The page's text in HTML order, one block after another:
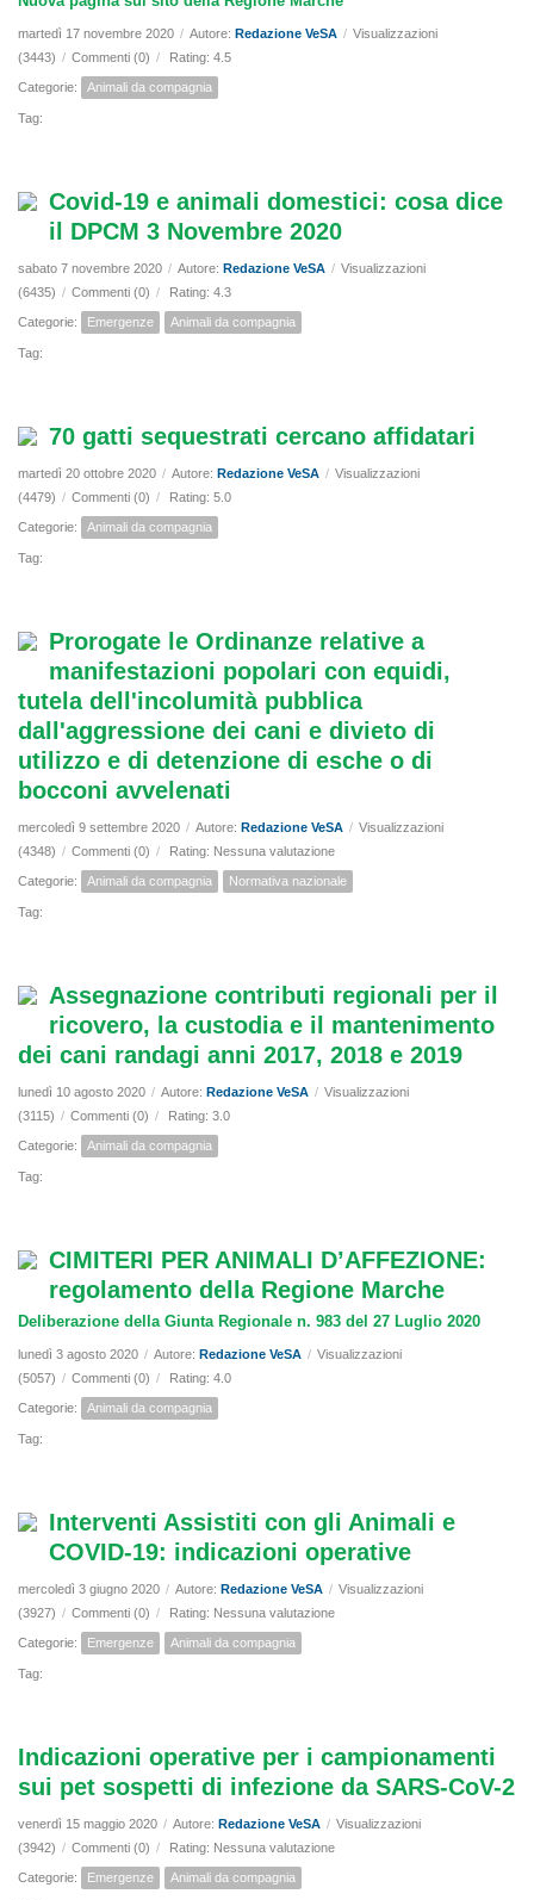
martedì 17 novembre 2020 / Autore: Redazione VeSA / Visualizzazioni
(3443) / Commenti (0) / Rating: 4.5
Categorie: Animali da compagnia
Tag:
Covid-19 e animali domestici: cosa dice
il DPCM 3 Novembre 2020
sabato 7 novembre 2020 / Autore: Redazione VeSA / Visualizzazioni
(6435) / Commenti (0) / Rating: 4.3
Categorie: Emergenze Animali da compagnia
Tag:
70 gatti sequestrati cercano affidatari
martedì 20 ottobre 2020 / Autore: Redazione VeSA / Visualizzazioni
(4479) / Commenti (0) / Rating: 5.0
Categorie: Animali da compagnia
Tag:
Prorogate le Ordinanze relative a
manifestazioni popolari con equidi,
tutela dell'incolumità pubblica
dall'aggressione dei cani e divieto di
utilizzo e di detenzione di esche o di
bocconi avvelenati
mercoledì 9 settembre 2020 / Autore: Redazione VeSA / Visualizzazioni
(4348) / Commenti (0) / Rating: Nessuna valutazione
Categorie: Animali da compagnia Normativa nazionale
Tag:
Assegnazione contributi regionali per il
ricovero, la custodia e il mantenimento
dei cani randagi anni 2017, 2018 e 2019
lunedì 10 agosto 2020 / Autore: Redazione VeSA / Visualizzazioni
(3115) / Commenti (0) / Rating: 3.0
Categorie: Animali da compagnia
Tag:
CIMITERI PER ANIMALI D’AFFEZIONE:
regolamento della Regione Marche
Deliberazione della Giunta Regionale n. 983 del 27 Luglio 2020
lunedì 3 agosto 2020 / Autore: Redazione VeSA / Visualizzazioni
(5057) / Commenti (0) / Rating: 4.0
Categorie: Animali da compagnia
Tag:
Interventi Assistiti con gli Animali e
COVID-19: indicazioni operative
mercoledì 3 giugno 2020 / Autore: Redazione VeSA / Visualizzazioni
(3927) / Commenti (0) / Rating: Nessuna valutazione
Categorie: Emergenze Animali da compagnia
Tag:
Indicazioni operative per i campionamenti
sui pet sospetti di infezione da SARS-CoV-2
venerdì 15 maggio 2020 / Autore: Redazione VeSA / Visualizzazioni
(3942) / Commenti (0) / Rating: Nessuna valutazione
Categorie: Emergenze Animali da compagnia